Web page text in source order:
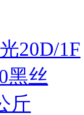
20D/1F
黑丝
斤